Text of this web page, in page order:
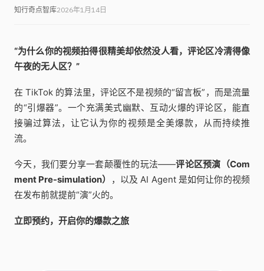
知行奇点智库2026年1月14日
“为什么你的视频拍得很精美却依然没人看，评论区冷清得像
午夜的无人区？”
在 TikTok 的算法里，评论区不是视频的“留言板”，而是流量
的“引爆器”。一个充满美式幽默、互动火爆的评论区，能直
接骗过算法，让它认为你的视频是全美爆款，从而持续推
流。
今天，我们要分享一套颠覆性的玩法——评论区预演（Com
ment Pre-simulation）
，以及 AI Agent 是如何让你的视频
在发布前就提前“演”火的。
立即预约，开启你的爆款之旅